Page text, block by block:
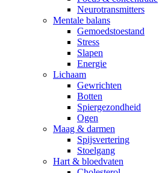
Neurotransmitters
Mentale balans
Gemoedstoestand
Stress
Slapen
Energie
Lichaam
Gewrichten
Botten
Spiergezondheid
Ogen
Maag & darmen
Spijsvertering
Stoelgang
Hart & bloedvaten